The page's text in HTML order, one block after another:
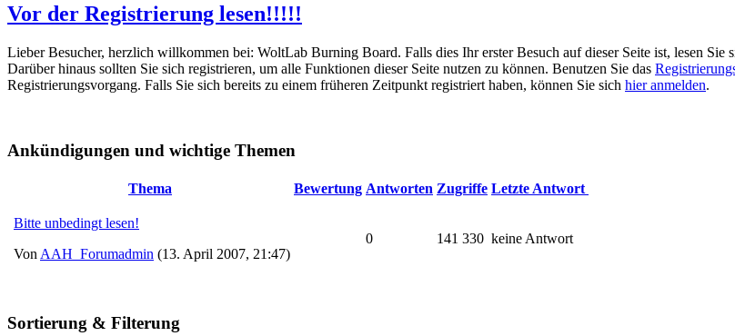
Vor der Registrierung lesen!!!!!
Lieber Besucher, herzlich willkommen bei: WoltLab Burning Board. Falls dies Ihr erster Besuch auf dieser Seite ist, lesen Sie
Darüber hinaus sollten Sie sich registrieren, um alle Funktionen dieser Seite nutzen zu können. Benutzen Sie das
Registrierungsvorgang. Falls Sie sich bereits zu einem früheren Zeitpunkt registriert haben, können Sie sich hier anmelden.
Ankündigungen und wichtige Themen
Thema Bewertung Antworten Zugriffe Letzte Antwort
Bitte unbedingt lesen!
Von AAH_Forumadmin (13. April 2007, 21:47)
0 141 330 keine Antwort
Sortierung & Filterung